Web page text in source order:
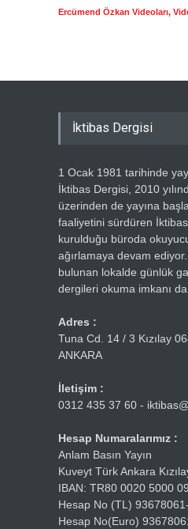
Ercümend Özkan Videoları,
İktibas Dergisi
1 Ocak 1981 tarihinde
İktibas Dergisi, 2010
üzerinden de yayına
faaliyetini sürdüren
kurulduğu büroda
ağırlamaya devam
bulunan lokalde günlük
dergileri okuma imkanı
Adres :
Tuna Cd. 14 / 3 Kızılay
ANKARA
İletişim :
0312 435 37 60 -
Hesap Numaralarımız :
Anlam Basın Yayın
Kuveyt Türk Ankara
IBAN: TR80 0020 5000
Hesap No (TL)
Hesap No(Euro)